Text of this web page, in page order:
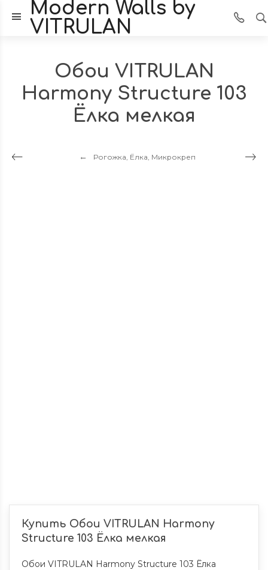
Modern Walls by
VITRULAN
Обои VITRULAN
Harmony Structure 103
Ёлка мелкая
Рогожка, Ёлка, Микрокреп
Купить Обои VITRULAN Harmony
Structure 103 Ёлка мелкая
Обои VITRULAN Harmony Structure 103 Ёлка